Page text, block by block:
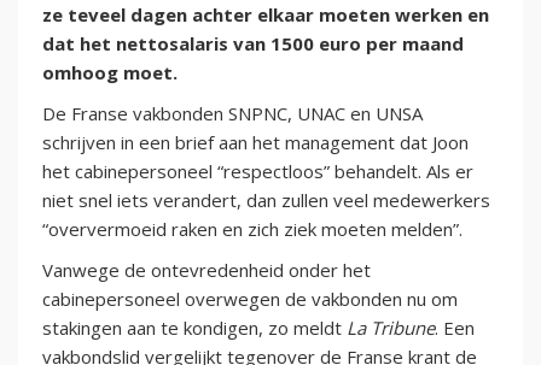
ze teveel dagen achter elkaar moeten werken en
dat het nettosalaris van 1500 euro per maand
omhoog moet.
De Franse vakbonden SNPNC, UNAC en UNSA
schrijven in een brief aan het management dat Joon
het cabinepersoneel “respectloos” behandelt. Als er
niet snel iets verandert, dan zullen veel medewerkers
“oververmoeid raken en zich ziek moeten melden”.
Vanwege de ontevredenheid onder het
cabinepersoneel overwegen de vakbonden nu om
stakingen aan te kondigen, zo meldt La Tribune. Een
vakbondslid vergelijkt tegenover de Franse krant de